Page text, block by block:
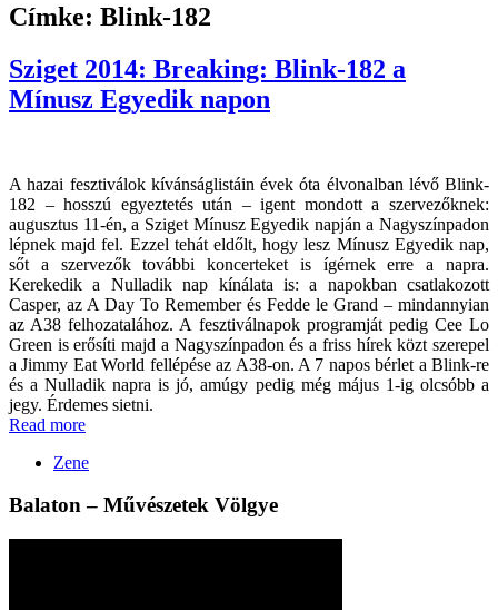
Címke: Blink-182
Sziget 2014: Breaking: Blink-182 a
Mínusz Egyedik napon
A hazai fesztiválok kívánságlistáin évek óta élvonalban lévő Blink-
182 – hosszú egyeztetés után – igent mondott a szervezőknek:
augusztus 11-én, a Sziget Mínusz Egyedik napján a Nagyszínpadon
lépnek majd fel. Ezzel tehát eldőlt, hogy lesz Mínusz Egyedik nap,
sőt a szervezők további koncerteket is ígérnek erre a napra.
Kerekedik a Nulladik nap kínálata is: a napokban csatlakozott
Casper, az A Day To Remember és Fedde le Grand – mindannyian
az A38 felhozatalához. A fesztiválnapok programját pedig Cee Lo
Green is erősíti majd a Nagyszínpadon és a friss hírek közt szerepel
a Jimmy Eat World fellépése az A38-on. A 7 napos bérlet a Blink-re
és a Nulladik napra is jó, amúgy pedig még május 1-ig olcsóbb a
jegy. Érdemes sietni.
Read more
Zene
Balaton – Művészetek Völgye